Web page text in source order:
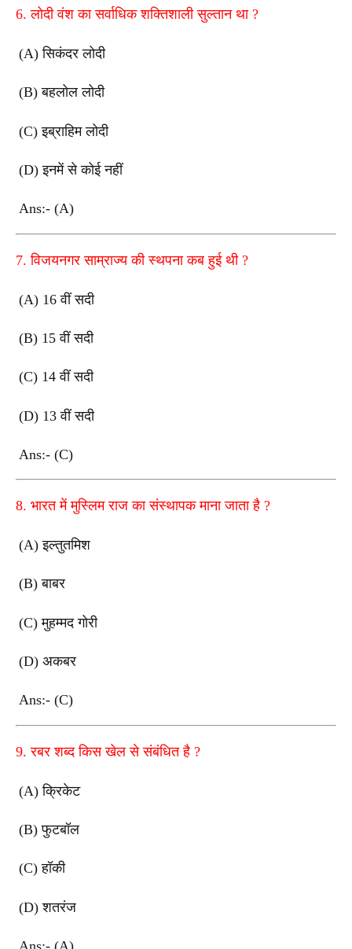
6.लोदी वंश का सर्वाधिक शक्तिशाली सुल्तान था ?
(A)सिकंदर लोदी
(B)बहलोल लोदी
(C)इब्राहिम लोदी
(D)इनमें से कोई नहीं
Ans:- (A)
7.विजयनगर साम्राज्य की स्थपना कब हुई थी ?
(A) 16वीं सदी
(B) 15वीं सदी
(C) 14वीं सदी
(D) 13वीं सदी
Ans:- (C)
8. भारत में मुस्लिम राज का संस्थापक माना जाता है ?
(A)इल्तुतमिश
(B)बाबर
(C)मुहम्मद गोरी
(D) अकबर
Ans:- (C)
9.रबर शब्द किस खेल से संबंधित है ?
(A)क्रिकेट
(B)फुटबॉल
(C)हॉकी
(D)शतरंज